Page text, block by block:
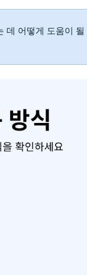
데 어떻게 도움이